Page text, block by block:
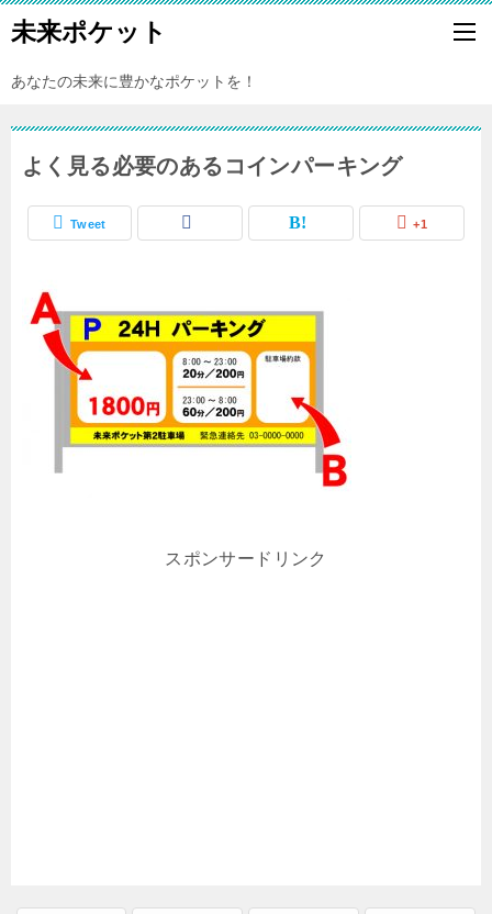
未来ポケット
あなたの未来に豊かなポケットを！
よく見る必要のあるコインパーキング
Tweet +1
スポンサードリンク